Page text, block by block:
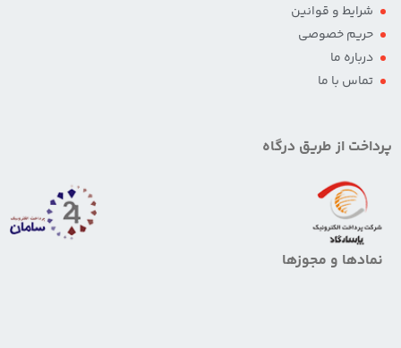
شرایط و قوانین
حریم خصوصی
درباره ما
تماس با ما
پرداخت از طریق درگاه
نمادها و مجوزها